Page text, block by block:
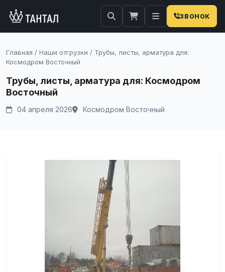
ЗВОНОК
Главная / Наши отгрузки / Трубы, листы, арматура для:
Космодром Восточный
Трубы, листы, арматура для: Космодром
Восточный
04 апреля 2026 Космодром Восточный